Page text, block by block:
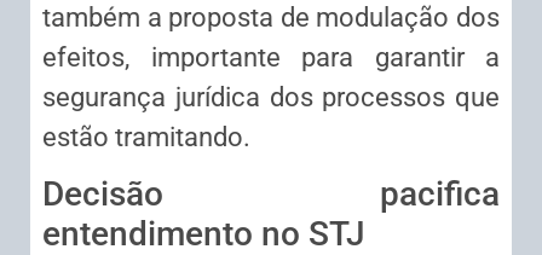
também a proposta de modulação dos
efeitos, importante para garantir a
segurança jurídica dos processos que
estão tramitando.
Decisão pacifica
entendimento no STJ